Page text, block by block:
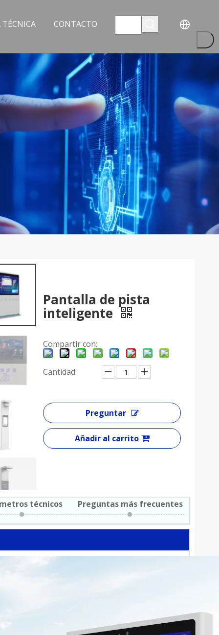
TÉCNICA CONTACTO
Pantalla de pista
inteligente
Compartir con:
Cantidad:
Preguntar
Añadir al carrito
técnicos Preguntas más frecuentes